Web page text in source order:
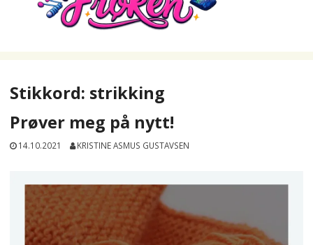
Stikkord: strikking
Prøver meg på nytt!
14.10.2021 KRISTINE ASMUS GUSTAVSEN